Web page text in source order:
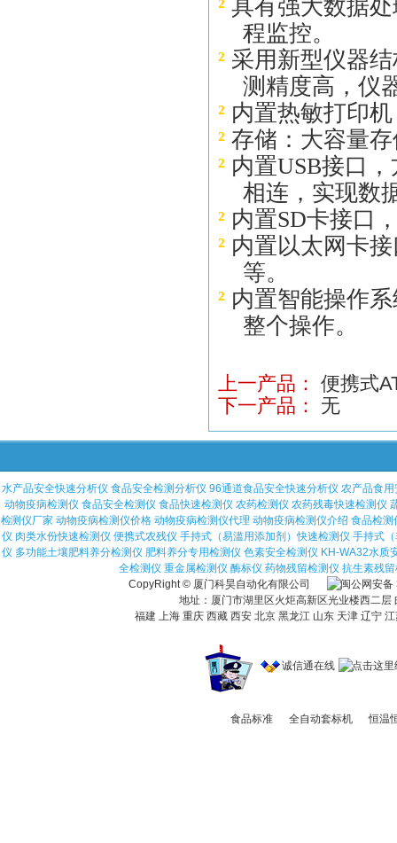
² 具有强大数据
程监控。
² 采用新型仪器
测精度高，仪
² 内置热敏打印
² 存储：大容量
² 内置USB接口
相连，实现数
² 内置SD卡接口
² 内置以太网卡
等。
² 内置智能操作
整个操作。
上一产品： 便携式
下一产品： 无
水产品安全快速分析仪 食品安全检测分析仪 96通道食品安全快速分析仪 农产品食
动物疫病检测仪 食品安全检测仪 食品快速检测仪 农药检测仪 农药残毒快速检测仪
检测仪厂家 动物疫病检测仪价格 动物疫病检测仪代理 动物疫病检测仪介绍 食品检测
仪 肉类水份快速检测仪 便携式农残仪 手持式（易滥用添加剂）快速检测仪 手持式
仪 多功能土壤肥料养分检测仪 肥料养分专用检测仪 色素安全检测仪 KH-WA32水质
全检测仪 重金属检测仪 酶标仪 药物残留检测仪 抗生素残
CopyRight © 厦门科昊自动化有限公司
地址：厦门市湖里区火炬高新区光业楼西二
福建 上海 重庆 西藏 西安 北京 黑龙江 山东 天津 辽宁
诚信通在线
食品标准 全自动套标机 恒温